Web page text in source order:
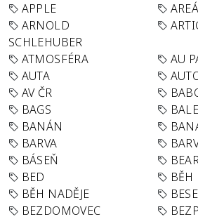
APPLE
ARNOLD
SCHLEHUBER
ATMOSFÉRA
AU
AUTA
AV ČR
BAGS
BANÁN
BARVA
BÁSEŇ
BED
BĚH
BĚH NADĚJE
BEZDOMOVEC